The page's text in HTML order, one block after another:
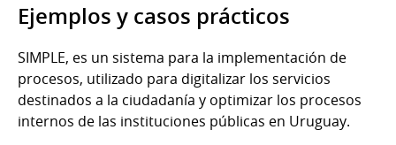
Ejemplos y casos prácticos
SIMPLE, es un sistema para la implementación de
procesos, utilizado para digitalizar los servicios
destinados a la ciudadanía y optimizar los procesos
internos de las instituciones públicas en Uruguay.